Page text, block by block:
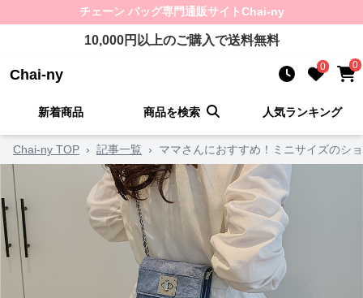
チェーン バッグ専門通販サイトChai-ny
10,000円以上のご購入で送料無料
Chai-ny 0 0
新着商品 商品を検索 人気ランキング
Chai-ny TOP › 記事一覧 › ママさんにおすすめ！ミニサイズのシ